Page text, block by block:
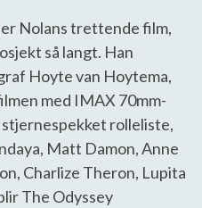
Nolans trettende film,
så langt. Han
Hoyte van Hoytema,
med IMAX 70mm-
rolleliste,
Matt Damon, Anne
Charlize Theron, Lupita
The Odyssey